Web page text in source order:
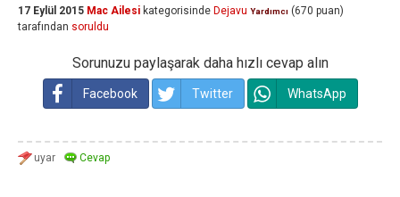
17 Eylül 2015 Mac Ailesi kategorisinde Dejavu Yardımcı (670 puan)
tarafından soruldu
Sorunuzu paylaşarak daha hızlı cevap alın
Facebook Twitter WhatsApp